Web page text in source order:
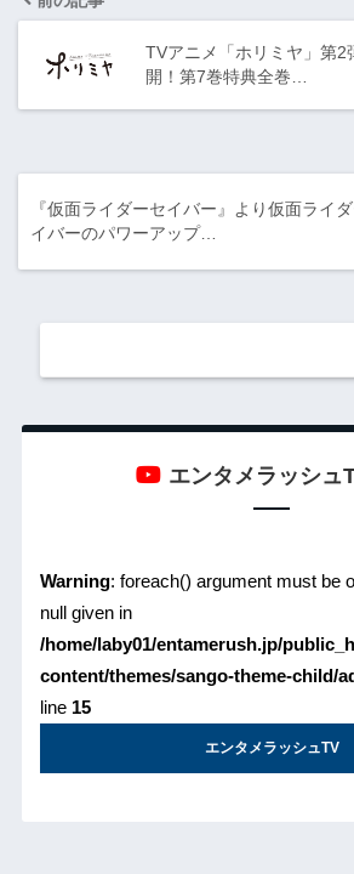
TVアニメ「ホリミヤ」第2
開！第7巻特典全巻…
『仮面ライダーセイバー』より仮面ライ
イバーのパワーアップ…
エンタメラッシュ
Warning: foreach() argument must be
null given in
/home/laby01/entamerush.jp/
content/themes/sango-theme-child/
line 15
エンタメラッシュTV